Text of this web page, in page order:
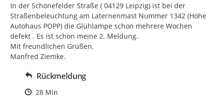
In der Schönefelder Straße ( 04129 Leipzig) ist bei der
Straßenbeleuchtung am Laternenmast Nummer 1342 (Höhe
Autohaus POPP) die Glühlampe schon mehrere Wochen
defekt . Es ist schon meine 2. Meldung.
Mit freundlichen Grüßen.
Manfred Ziemke.
Rückmeldung
Zeitpunkt des Erstellens
28 Min